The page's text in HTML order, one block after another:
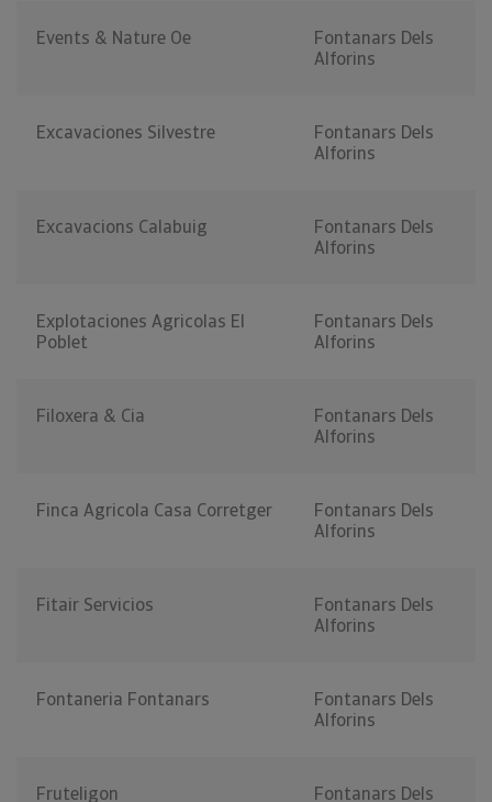
Events & Nature Oe
Fontanars Dels
Alforins
Excavaciones Silvestre
Fontanars Dels
Alforins
Excavacions Calabuig
Fontanars Dels
Alforins
Explotaciones Agricolas El
Poblet
Fontanars Dels
Alforins
Filoxera & Cia
Fontanars Dels
Alforins
Finca Agricola Casa Corretger
Fontanars Dels
Alforins
Fitair Servicios
Fontanars Dels
Alforins
Fontaneria Fontanars
Fontanars Dels
Alforins
Fruteligon Fontanars Dels